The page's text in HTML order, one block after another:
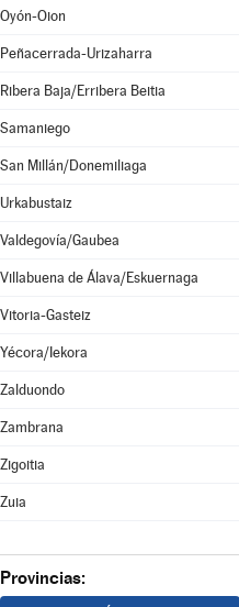
Oyón-Oion
Peñacerrada-Urizaharra
Ribera Baja/Erribera Beitia
Samaniego
San Millán/Donemiliaga
Urkabustaiz
Valdegovía/Gaubea
Villabuena de Álava/Eskuernaga
Vitoria-Gasteiz
Yécora/Iekora
Zalduondo
Zambrana
Zigoitia
Zuia
Provincias: